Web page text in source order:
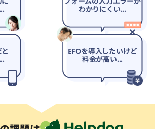
わかりにくい...
EFOを導入したいけど
料金が高い...